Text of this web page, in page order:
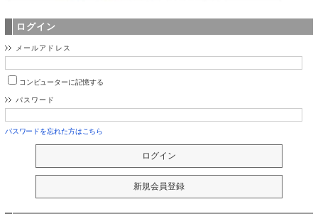
ログイン
メールアドレス
コンピューターに記憶する
パスワード
パスワードを忘れた方はこちら